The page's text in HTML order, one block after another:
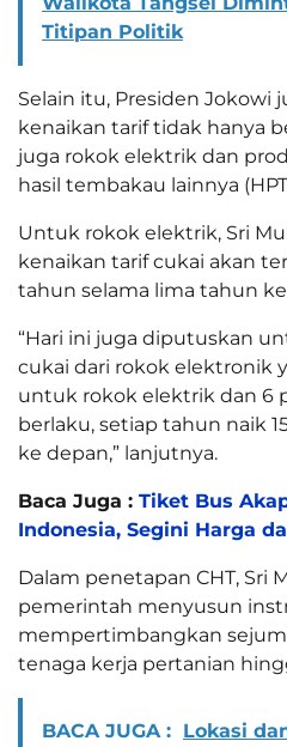
Titipan Politik
Selain itu, Presiden Jokowi
kenaikan tarif tidak hanya
juga rokok elektrik dan
hasil tembakau lainnya
Untuk rokok elektrik, Sri
kenaikan tarif cukai akan
tahun selama lima tahun
“Hari ini juga diputuskan
cukai dari rokok elektronik
untuk rokok elektrik dan 6
berlaku, setiap tahun naik
ke depan,” lanjutnya.
Baca Juga : Tiket Bus
Indonesia, Segini Harga
Dalam penetapan CHT, Sri
pemerintah menyusun
mempertimbangkan
tenaga kerja pertanian
BACA JUGA : Lokasi